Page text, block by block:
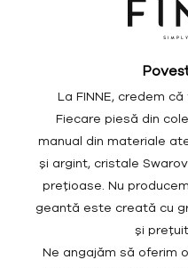
La FINNE, credem
Fiecare piesă din
manual din materiale
și argint, cristale
prețioase. Nu
geantă este creată cu
și
Ne angajăm să oferim